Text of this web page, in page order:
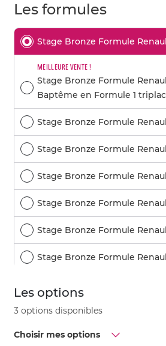
Les formules
Stage Bronze Formule
MEILLEURE VENTE !
Stage Bronze Formule
Baptême en Formule 1
Stage Bronze Formule
Stage Bronze Formule
Stage Bronze Formule
Stage Bronze Formule
Stage Bronze Formule
Stage Bronze Formule
Les options
3 options disponibles
Choisir mes options